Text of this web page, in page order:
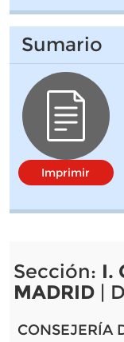
Sumario
Imprimir
Sección: I.
MADRID|
CONSEJERÍA